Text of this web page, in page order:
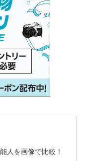
人を画像で比較！